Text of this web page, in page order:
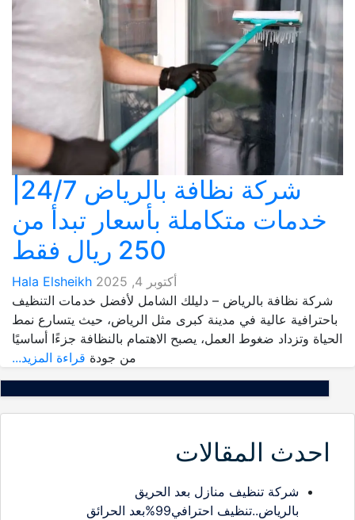
خدمات متكاملة بأسعار تبدأ من
250 ريال فقط
أكتوبر 4, 2025
Hala Elsheikh
شركة نظافة بالرياض – دليلك الشامل لأفضل خدمات التنظيف
باحترافية عالية في مدينة كبرى مثل الرياض، حيث يتسارع نمط
الحياة وتزداد ضغوط العمل، يصبح الاهتمام بالنظافة جزءًا أساسيًا
من جودة قراءة المزيد...
احدث المقالات
شركة تنظيف منازل بعد الحريق
بالرياض..تنظيف احترافي99%بعد الحرائق